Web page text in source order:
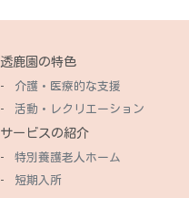
透鹿園の特色
介護・医療的な支援
活動・レクリエーション
サービスの紹介
特別養護老人ホーム
短期入所